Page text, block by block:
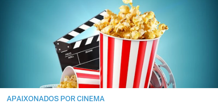
APAIXONADOS POR CINEMA